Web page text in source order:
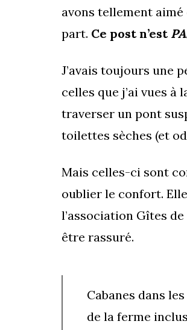
avons tellement
part. Ce post n’est
J’avais toujours une
celles que j’ai vues
traverser un pont
toilettes sèches (et
Mais celles-ci sont
oublier le confort.
l’association Gîtes
être rassuré.
Cabanes dans
de la ferme